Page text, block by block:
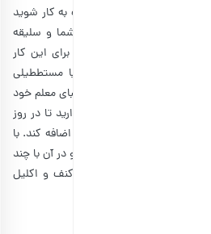
می‌توانید خودتان دست به کار شوید
البته این به میزان بودجه شما و سلیقه
کادوها، آلبوم عکس است؛ برای این کار
اشکال دایره‌ای، مربعی یا مستططیلی
چند عدد از عکس‌های زیبای معلم خود
یک جای خالی را هم نگه دارید تا در روز
عکس جدید را به این آلبوم اضافه کند. با
کارت تبریک هم درست کنید و در آن با چند
آلبوم یا کارت تبریک را با کنف و اکلیل